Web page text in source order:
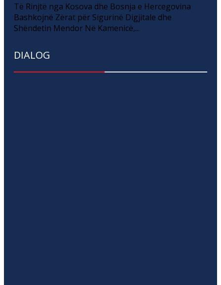
Të Rinjtë nga Kosova dhe Bosnja e Hercegovina
Bashkojnë Zërat për Sigurinë Digjitale dhe
Shëndetin Mendor Në Kamenicë,...
DIALOG